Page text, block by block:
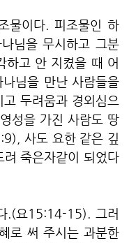
물이다. 피조물인 하
님을 무시하고 그분
하고 안 지켰을 때 어
님을 만난 사람들을
두려움과 경외심으
성을 가진 사람도 땅
사도 요한 같은 깊
죽은자같이 되었다
.(요15:14-15). 그러
로 써 주시는 과분한